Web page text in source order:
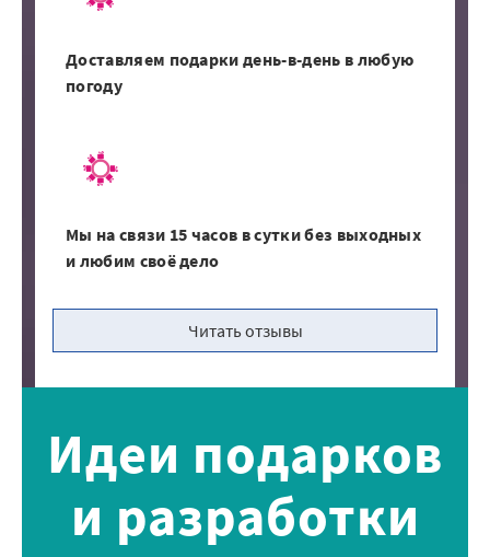
Доставляем подарки день-в-день в любую
погоду
Мы на связи 15 часов в сутки без выходных
и любим своё дело
Читать отзывы
Идеи подарков
и разработки